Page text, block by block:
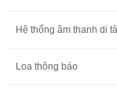
Hệ thống âm thanh di
Loa thông báo